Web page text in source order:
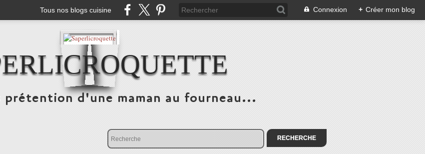
Tous nos blogs cuisine Connexion + Créer mon blog
prétention d'une maman au fourneau...